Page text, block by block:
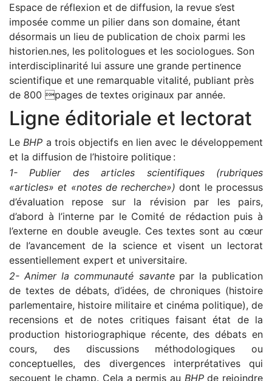
Espace de réflexion et de diffusion, la revue s’est
imposée comme un pilier dans son domaine, étant
désormais un lieu de publication de choix parmi les
historien.nes, les politologues et les sociologues. Son
interdisciplinarité lui assure une grande pertinence
scientifique et une remarquable vitalité, publiant près
de 800 pages de textes originaux par année.
Ligne éditoriale et lectorat
Le BHP a trois objectifs en lien avec le développement
et la diffusion de l’histoire politique :
1- Publier des articles scientifiques (rubriques
«articles» et «notes de recherche»)dont le processus
d’évaluation repose sur la révision par les pairs,
d’abord à l’interne par le Comité de rédaction puis à
l’externe en double aveugle. Ces textes sont au cœur
de l’avancement de la science et visent un lectorat
essentiellement expert et universitaire.
2- Animer la communauté savante par la publication
de textes de débats, d’idées, de chroniques (histoire
parlementaire, histoire militaire et cinéma politique), de
recensions et de notes critiques faisant état de la
production historiographique récente, des débats en
cours, des discussions méthodologiques ou
conceptuelles, des divergences interprétatives qui
secouent le champ. Cela a permis au BHPde rejoindre